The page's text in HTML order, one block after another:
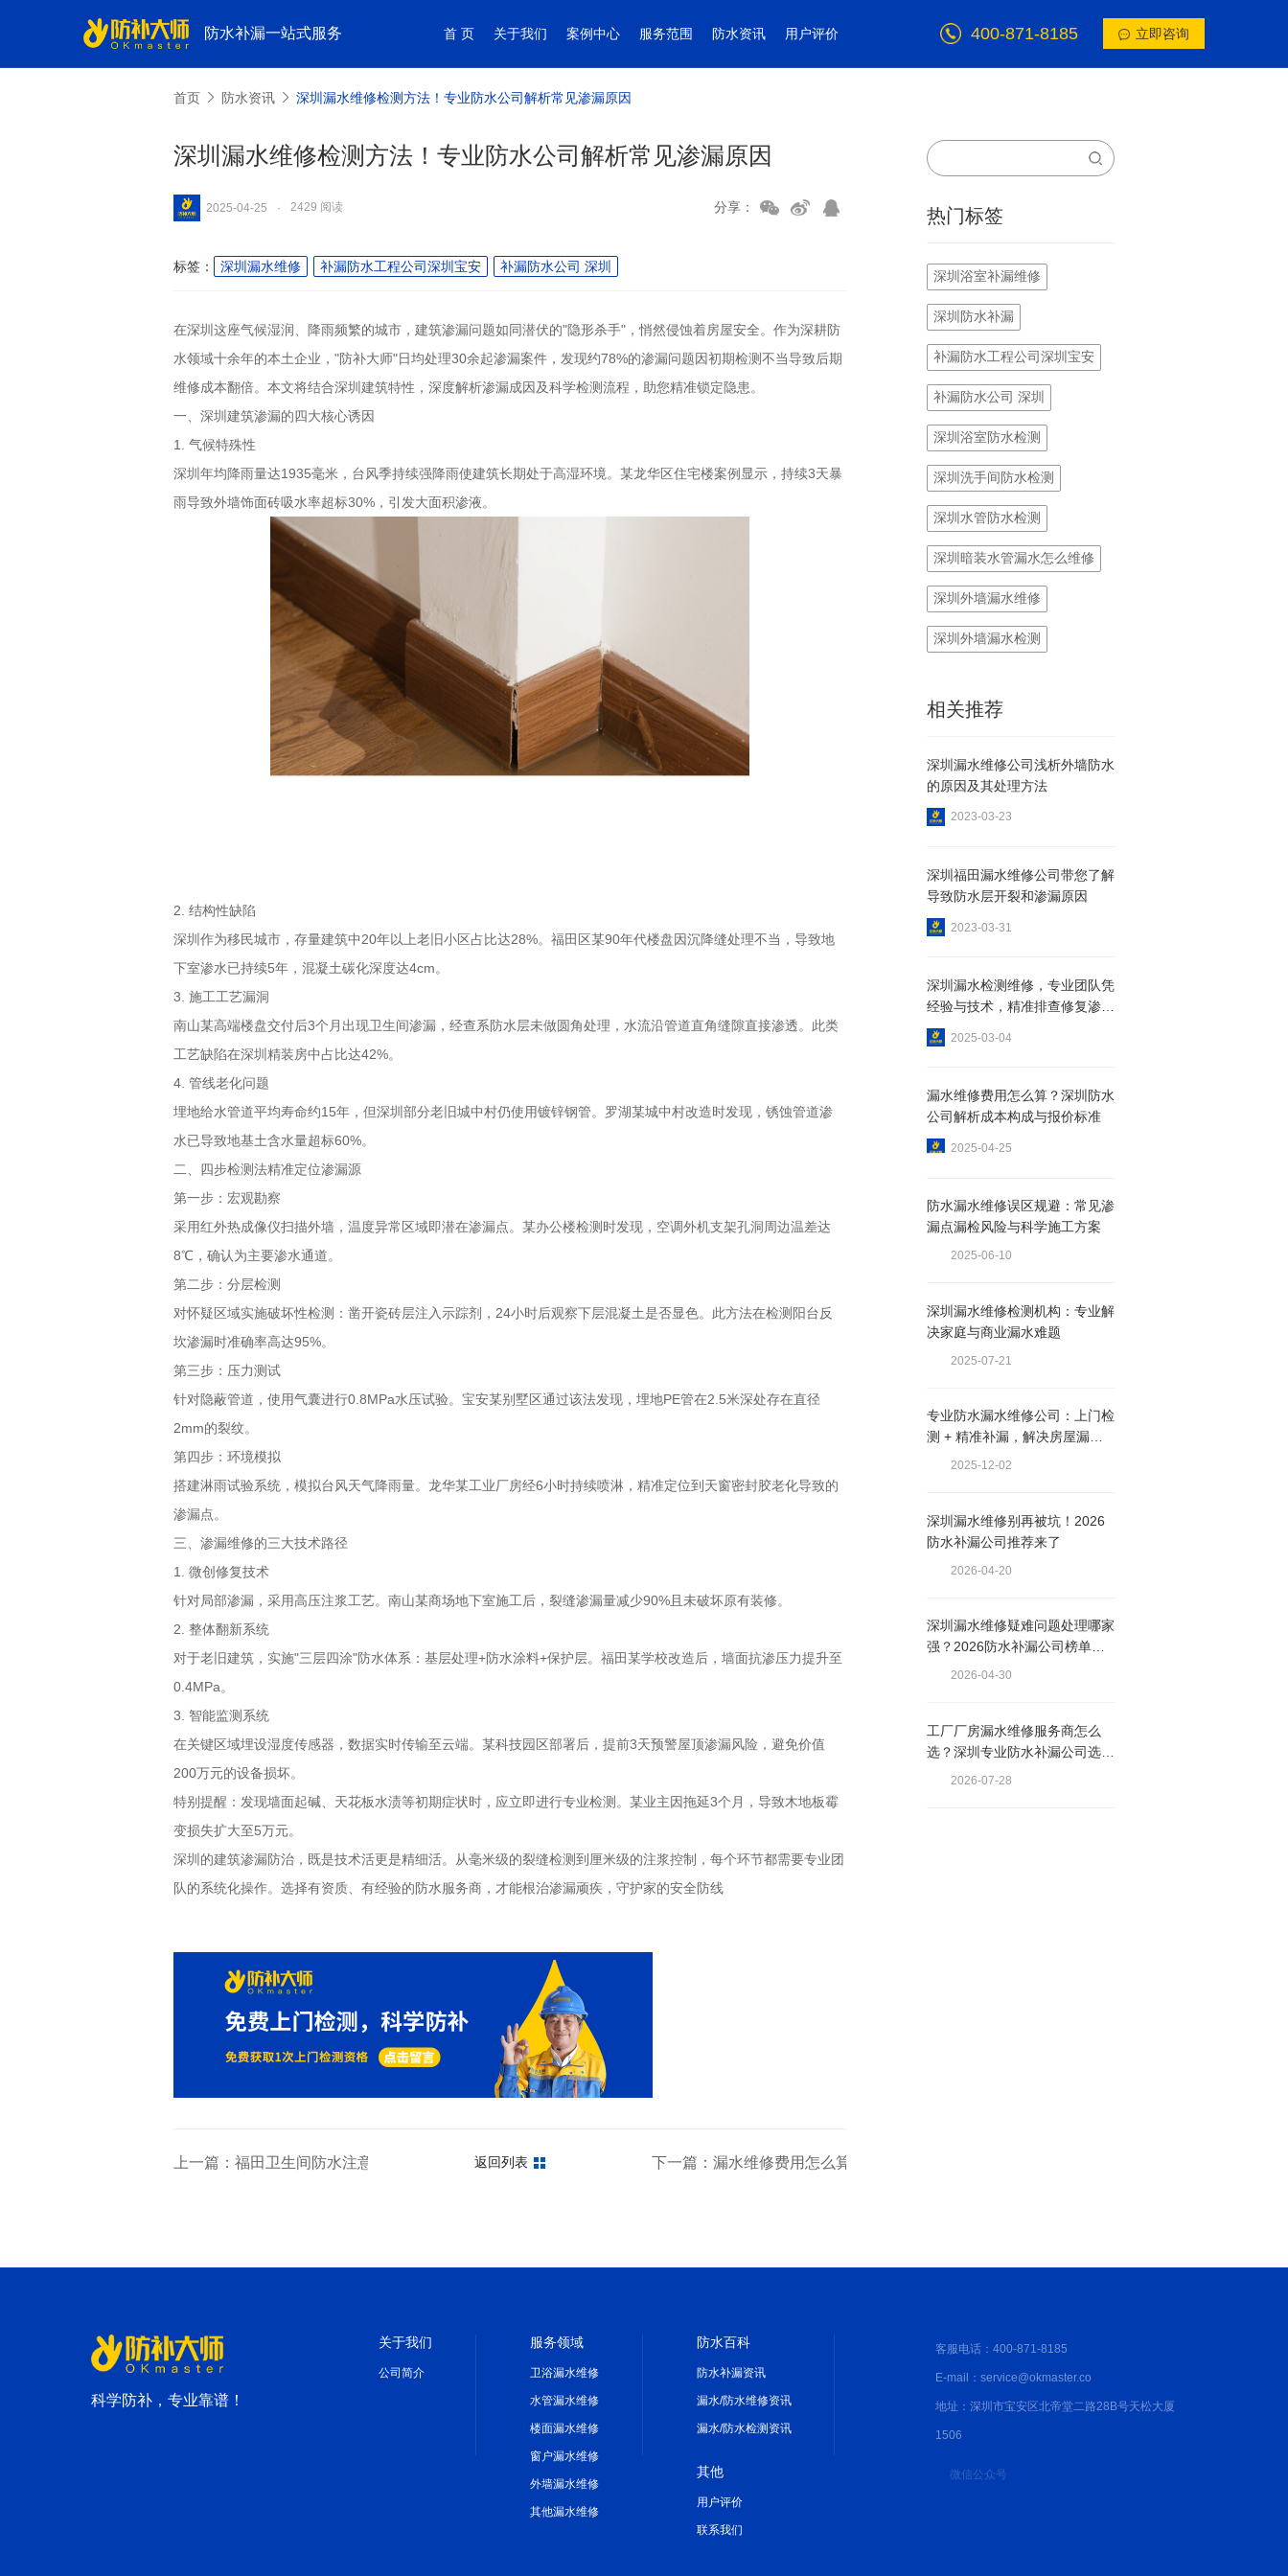
防水补漏一站式服务 首 页 关于我们 案例中心 服务范围 防水资讯 用户评价 400-871-8185 立即咨询
首页 防水资讯 深圳漏水维修检测方法！专业防水公司解析常见渗漏原因
深圳漏水维修检测方法！专业防水公司解析常见渗漏原因
2025-04-25 · 2429 阅读 分享：
标签： 深圳漏水维修 补漏防水工程公司深圳宝安 补漏防水公司 深圳
在深圳这座气候湿润、降雨频繁的城市，建筑渗漏问题如同潜伏的"隐形杀手" ，悄然侵蚀着房屋安全。作为深耕防
水领域十余年的本土企业，"防补大师"日均处理30余起渗漏案件，发现约78%的渗漏问题因初期检测不当导致后期
维修成本翻倍。本文将结合深圳建筑特性，深度解析渗漏成因及科学检测流程，助您精准锁定隐患。
一、深圳建筑渗漏的四大核心诱因
1.气候特殊性
深圳年均降雨量达1935毫米，台风季持续强降雨使建筑长期处于高湿环境。某龙华区住宅楼案例显示，持续3天暴
雨导致外墙饰面砖吸水率超标30% ，引发大面积渗液。
2.结构性缺陷
深圳作为移民城市，存量建筑中20年以上老旧小区占比达28%。福田区某90年代楼盘因沉降缝处理不当，导致地
下室渗水已持续5年，混凝土碳化深度达4cm。
3.施工工艺漏洞
南山某高端楼盘交付后3个月出现卫生间渗漏，经查系防水层未做圆角处理，水流沿管道直角缝隙直接渗透。此类
工艺缺陷在深圳精装房中占比达42%。
4.管线老化问题
埋地给水管道平均寿命约15年，但深圳部分老旧城中村仍使用镀锌钢管。罗湖某城中村改造时发现，锈蚀管道渗
水已导致地基土含水量超标60%。
二、四步检测法精准定位渗漏源
第一步：宏观勘察
采用红外热成像仪扫描外墙，温度异常区域即潜在渗漏点。某办公楼检测时发现，空调外机支架孔洞周边温差达
8℃ ，确认为主要渗水通道。
第二步：分层检测
对怀疑区域实施破坏性检测：凿开瓷砖层注入示踪剂，24小时后观察下层混凝土是否显色。此方法在检测阳台反
坎渗漏时准确率高达95%。
第三步：压力测试
针对隐蔽管道，使用气囊进行0.8MPa水压试验。宝安某别墅区通过该法发现，埋地PE管在2.5米深处存在直径
2mm的裂纹。
第四步：环境模拟
搭建淋雨试验系统，模拟台风天气降雨量。龙华某工业厂房经6小时持续喷淋，精准定位到天窗密封胶老化导致的
渗漏点。
三、渗漏维修的三大技术路径
1.微创修复技术
针对局部渗漏，采用高压注浆工艺。南山某商场地下室施工后，裂缝渗漏量减少90% 且未破坏原有装修。
2.整体翻新系统
对于老旧建筑，实施"三层四涂"防水体系：基层处理+防水涂料+保护层。福田某学校改造后，墙面抗渗压力提升至
0.4MPa。
3. 智能监测系统
在关键区域埋设湿度传感器，数据实时传输至云端。某科技园区部署后，提前3天预警屋顶渗漏风险，避免价值
200万元的设备损坏。
特别提醒：发现墙面起碱、天花板水渍等初期症状时，应立即进行专业检测。某业主因拖延3个月，导致木地板霉
变损失扩大至5万元。
深圳的建筑渗漏防治，既是技术活更是精细活。从毫米级的裂缝检测到厘米级的注浆控制，每个环节都需要专业团
队的系统化操作。选择有资质、有经验的防水服务商，才能根治渗漏顽疾，守护家的安全防线
上一篇：福田卫生间防水注意事项你一定要知道返回列表 下一篇：漏水维修费用怎么算？深圳防水公司解析成本构成与报价标准
热门标签
深圳浴室补漏维修
深圳防水补漏
补漏防水工程公司深圳宝安
补漏防水公司 深圳
深圳浴室防水检测
深圳洗手间防水检测
深圳水管防水检测
深圳暗装水管漏水怎么维修
深圳外墙漏水维修
深圳外墙漏水检测
相关推荐
深圳漏水维修公司​浅析外墙防水
的原因及其处理方法
2023-03-23
深圳福田漏水维修​公司带您了解
导致防水层开裂和渗漏原因
2023-03-31
深圳漏水检测维修，专业团队凭
经验与技术，精准排查修复渗漏
点
2025-03-04
漏水维修费用怎么算？深圳防水
公司解析成本构成与报价标准
2025-04-25
防水漏水维修误区规避：常见渗
漏点漏检风险与科学施工方案
2025-06-10
深圳漏水维修检测机构：专业解
决家庭与商业漏水难题
2025-07-21
专业防水漏水维修公司：上门检
测 + 精准补漏，解决房屋漏水
难题2025-12-02
深圳漏水维修别再被坑！2026
防水补漏公司推荐来了
2026-04-20
深圳漏水维修疑难问题处理哪家
强？2026防水补漏公司榜单来
了！2026-04-30
工厂厂房漏水维修服务商怎么
选？深圳专业防水补漏公司选择
要点解析
2026-07-28
科学防补，专业靠谱！
关于我们
公司简介
服务领域
卫浴漏水维修
水管漏水维修
楼面漏水维修
窗户漏水维修
外墙漏水维修
其他漏水维修
防水百科
防水补漏资讯
漏水/防水维修资讯
漏水/防水检测资讯
其他
用户评价
联系我们
客服电话：400-871-8185
E-mail：service@okmaster.co
地址：深圳市宝安区北帝堂二路28B号天松大厦
1506
微信公众号